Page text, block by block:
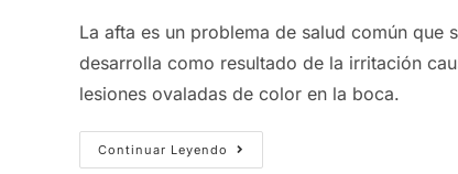
entrada:
entrada:
La afta es un problema de salud común
desarrolla como resultado de la irritación
lesiones ovaladas de color en la boca.
Continuar Leyendo
¿Qué
Es